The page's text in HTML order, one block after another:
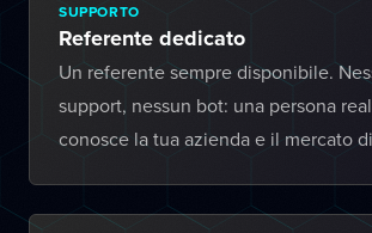
SUPPORTO
Referente dedicato
Un referente sempre disponibile.
support, nessun bot: una persona
conosce la tua azienda e il mercato